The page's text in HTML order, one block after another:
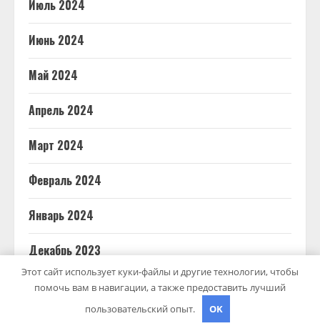
Июль 2024
Июнь 2024
Май 2024
Апрель 2024
Март 2024
Февраль 2024
Январь 2024
Декабрь 2023
Октябрь 2023
Этот сайт использует куки-файлы и другие технологии, чтобы
помочь вам в навигации, а также предоставить лучший
пользовательский опыт.
OK